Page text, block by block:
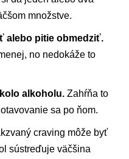
množstve.
alebo pitie obmedziť.
no nedokáže to
alkoholu. Zahŕňa to
sa po ňom.
craving môže byť
sústreďuje väčšina